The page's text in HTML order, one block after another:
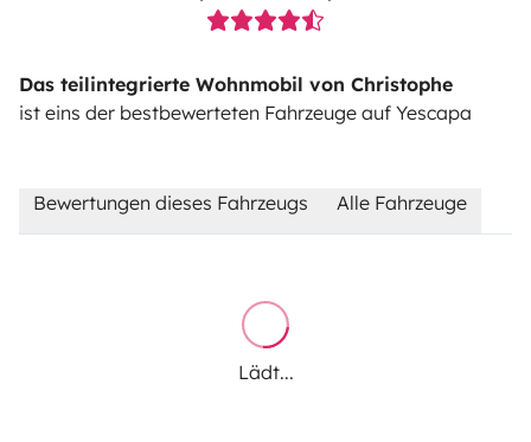
Das teilintegrierte Wohnmobil von Christophe
ist eins der bestbewerteten Fahrzeuge auf Yescapa
Bewertungen dieses Fahrzeugs Alle Fahrzeuge
Lädt...